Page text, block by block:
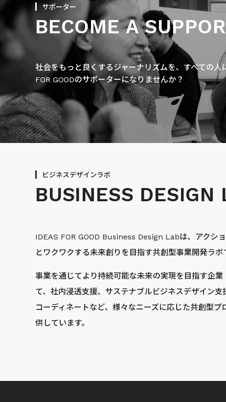
サポーター
BECOME A
社会をもっと良くするジャーナリズムを、すべての人
FOR GOODのサポーターになりませんか？
ビジネスデザインラボ
BUSINESS DESIGN
IDEAS FOR GOOD Business Design Labは、アクシ
とワクワクする未来創りを目指す共創型事業開発ラボ
事業を通じてより持続可能な未来の実現を目指す企
て、社内浸透支援、サステナブルビジネスデザイン
コーディネートなど、様々なニーズに応じた共創型プ
供しています。